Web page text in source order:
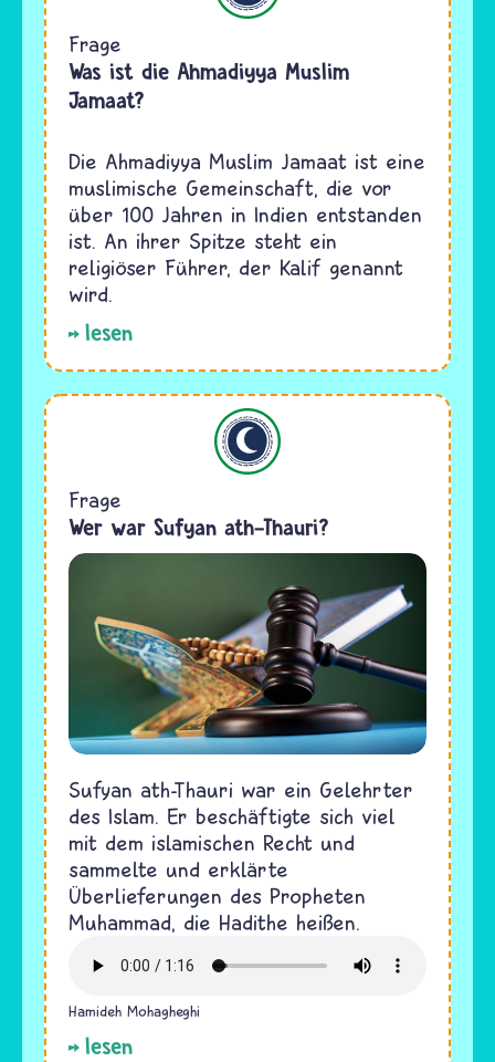
Frage
Was ist die Ahmadiyya Muslim
Jamaat?
Die Ahmadiyya Muslim Jamaat ist eine
muslimische Gemeinschaft, die vor
über 100 Jahren in Indien entstanden
ist. An ihrer Spitze steht ein
religiöser Führer, der Kalif genannt
wird.
lesen
Frage
Wer war Sufyan ath-Thauri?
Sufyan ath-Thauri war ein Gelehrter
des Islam. Er beschäftigte sich viel
mit dem islamischen Recht und
sammelte und erklärte
Überlieferungen des Propheten
Muhammad, die Hadithe heißen.
Hamideh Mohagheghi
lesen